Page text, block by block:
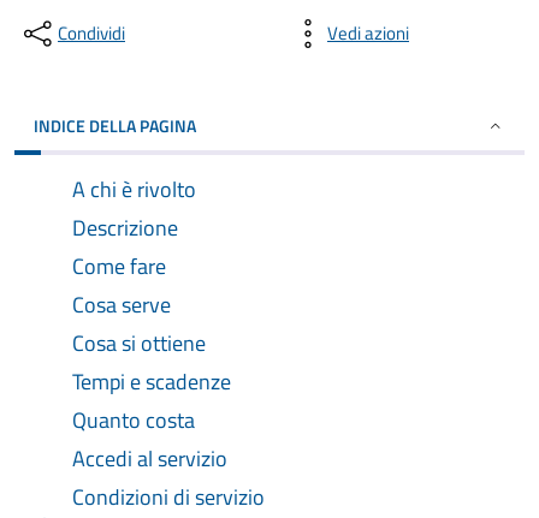
Condividi Vedi azioni
INDICE DELLA PAGINA
A chi è rivolto
Descrizione
Come fare
Cosa serve
Cosa si ottiene
Tempi e scadenze
Quanto costa
Accedi al servizio
Condizioni di servizio